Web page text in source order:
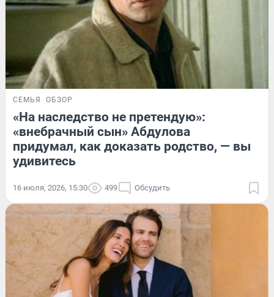
СЕМЬЯ ОБЗОР
«На наследство не претендую»:
«внебрачный сын» Абдулова
придумал, как доказать родство, — вы
удивитесь
16 июля, 2026, 15:30 499 Обсудить